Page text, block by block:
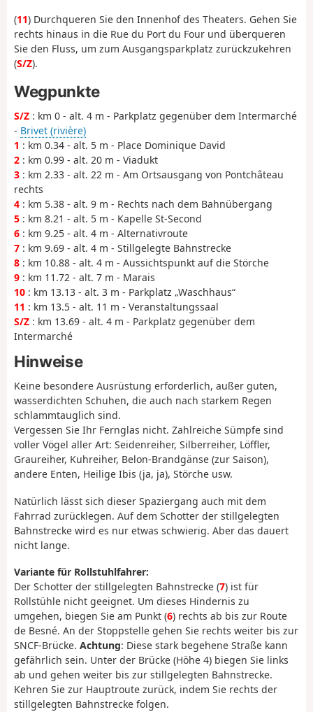
(11) Durchqueren Sie den Innenhof des Theaters. Gehen Sie
rechts hinaus in die Rue du Port du Four und überqueren
Sie den Fluss, um zum Ausgangsparkplatz zurückzukehren
(S/Z).
Wegpunkte
S/Z : km 0 - alt. 4 m - Parkplatz gegenüber dem Intermarché
- Brivet (rivière)
1 : km 0.34 - alt. 5 m - Place Dominique David
2 : km 0.99 - alt. 20 m - Viadukt
3 : km 2.33 - alt. 22 m - Am Ortsausgang von Pontchâteau
rechts
4 : km 5.38 - alt. 9 m - Rechts nach dem Bahnübergang
5 : km 8.21 - alt. 5 m - Kapelle St-Second
6 : km 9.25 - alt. 4 m - Alternativroute
7 : km 9.69 - alt. 4 m - Stillgelegte Bahnstrecke
8 : km 10.88 - alt. 4 m - Aussichtspunkt auf die Störche
9 : km 11.72 - alt. 7 m - Marais
10 : km 13.13 - alt. 3 m - Parkplatz „Waschhaus“
11 : km 13.5 - alt. 11 m - Veranstaltungssaal
S/Z : km 13.69 - alt. 4 m - Parkplatz gegenüber dem
Intermarché
Hinweise
Keine besondere Ausrüstung erforderlich, außer guten,
wasserdichten Schuhen, die auch nach starkem Regen
schlammtauglich sind.
Vergessen Sie Ihr Fernglas nicht. Zahlreiche Sümpfe sind
voller Vögel aller Art: Seidenreiher, Silberreiher, Löffler,
Graureiher, Kuhreiher, Belon-Brandgänse (zur Saison),
andere Enten, Heilige Ibis (ja, ja), Störche usw.
Natürlich lässt sich dieser Spaziergang auch mit dem
Fahrrad zurücklegen. Auf dem Schotter der stillgelegten
Bahnstrecke wird es nur etwas schwierig. Aber das dauert
nicht lange.
Variante für Rollstuhlfahrer:
Der Schotter der stillgelegten Bahnstrecke (7) ist für
Rollstühle nicht geeignet. Um dieses Hindernis zu
umgehen, biegen Sie am Punkt (6) rechts ab bis zur Route
de Besné. An der Stoppstelle gehen Sie rechts weiter bis zur
SNCF-Brücke. Achtung: Diese stark begehene Straße kann
gefährlich sein. Unter der Brücke (Höhe 4) biegen Sie links
ab und gehen weiter bis zur stillgelegten Bahnstrecke.
Kehren Sie zur Hauptroute zurück, indem Sie rechts der
stillgelegten Bahnstrecke folgen.